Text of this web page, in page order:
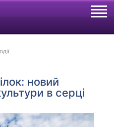
новий
в серці